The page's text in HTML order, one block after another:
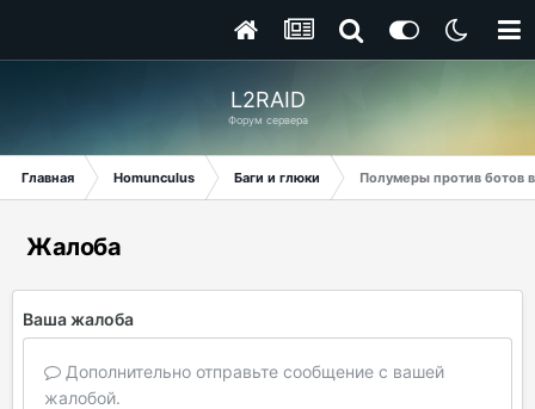
L2RAID
Форум сервера
Главная Homunculus Баги и глюки Полумеры против ботов
Жалоба
Ваша жалоба
Дополнительно отправьте сообщение с вашей
жалобой.